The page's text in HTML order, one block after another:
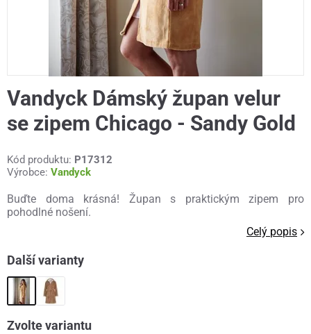
Vandyck Dámský župan velur
se zipem Chicago - Sandy Gold
Kód produktu: P17312
Výrobce: Vandyck
Buďte doma krásná! Župan s praktickým zipem pro
pohodlné nošení.
Celý popis
Další varianty
Zvolte variantu